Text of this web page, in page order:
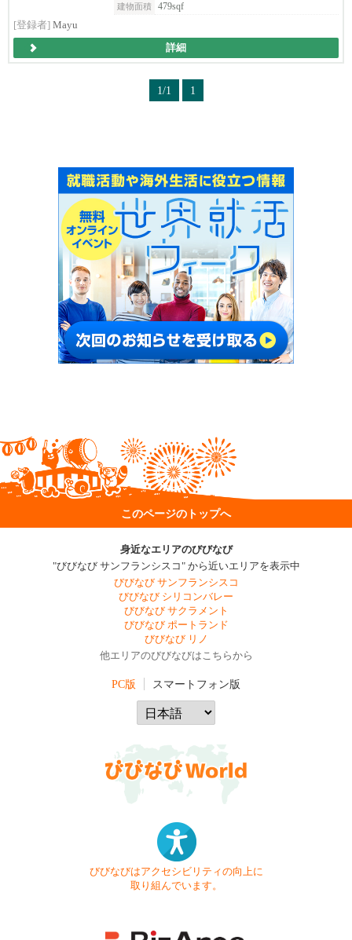
建物面積
479sqf
[登録者] Mayu
詳細
1/1 1
このページのトップへ
身近なエリアのびびなび
"びびなび サンフランシスコ" から近いエリアを表示中
びびなび サンフランシスコ
びびなび シリコンバレー
びびなび サクラメント
びびなび ポートランド
びびなび リノ
他エリアのびびなびはこちらから
PC版 スマートフォン版
びびなびはアクセシビリティの向上に
取り組んでいます。